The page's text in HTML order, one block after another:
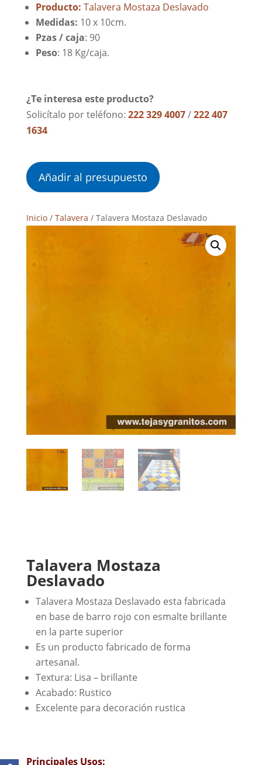
Producto: Talavera Mostaza Deslavado
Medidas: 10 x 10cm.
Pzas / caja: 90
Peso: 18 Kg/caja.
¿Te interesa este producto?
Solicítalo por teléfono: 222 329 4007/222 407
1634
Añadir al presupuesto
Inicio/ Talavera / Talavera Mostaza Deslavado
Talavera Mostaza
Deslavado
Talavera Mostaza Deslavado esta fabricada
en base de barro rojo con esmalte brillante
en la parte superior
Es un producto fabricado de forma
artesanal.
Textura: Lisa – brillante
Acabado: Rustico
Excelente para decoración rustica
Principales Usos: